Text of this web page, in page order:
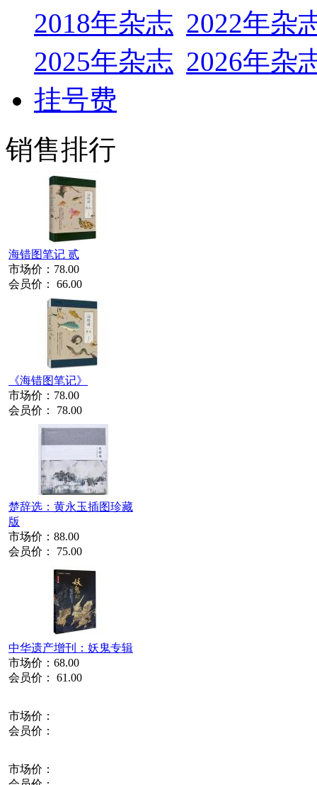
2018年杂志 2022年杂
2025年杂志 2026年杂
挂号费
销售排行
海错图笔记 贰
市场价： 78.00
会员价： 66.00
《海错图笔记》
市场价： 78.00
会员价： 78.00
楚辞选：黄永玉插图珍藏
版
市场价： 88.00
会员价： 75.00
中华遗产增刊：妖鬼专辑
市场价： 68.00
会员价： 61.00
市场价：
会员价：
市场价：